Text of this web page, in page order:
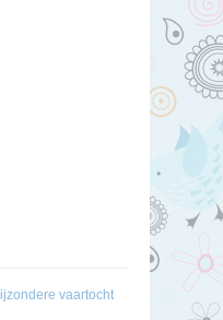
vaartocht